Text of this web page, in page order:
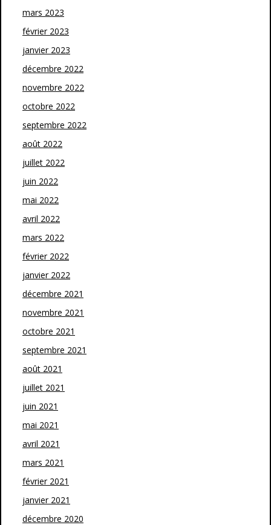
mars 2023
février 2023
janvier 2023
décembre 2022
novembre 2022
octobre 2022
septembre 2022
août 2022
juillet 2022
juin 2022
mai 2022
avril 2022
mars 2022
février 2022
janvier 2022
décembre 2021
novembre 2021
octobre 2021
septembre 2021
août 2021
juillet 2021
juin 2021
mai 2021
avril 2021
mars 2021
février 2021
janvier 2021
décembre 2020